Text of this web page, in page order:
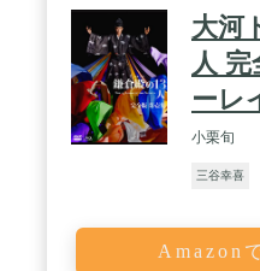
大河
人
ーレ
小栗旬
三谷幸喜
Amazon